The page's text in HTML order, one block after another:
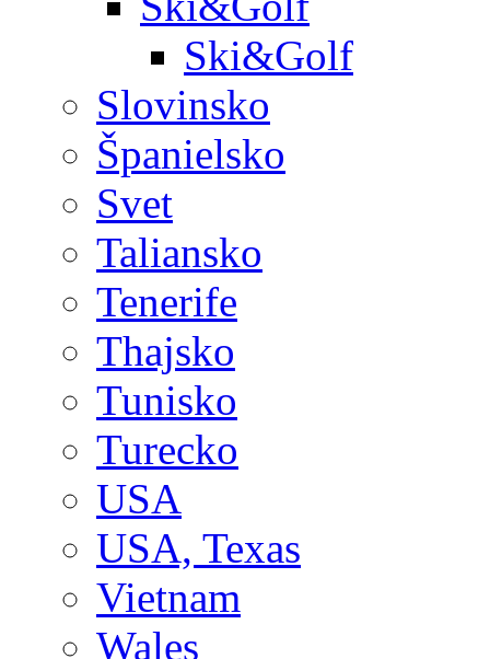
Ski&Golf
Slovinsko
Španielsko
Svet
Taliansko
Tenerife
Thajsko
Tunisko
Turecko
USA
USA, Texas
Vietnam
Wales